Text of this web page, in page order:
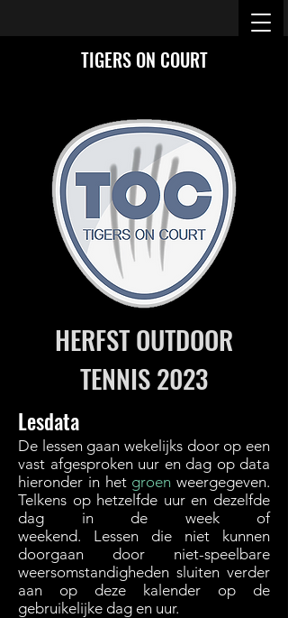
TIGERS ON COURT
HERFST OUTDOOR
TENNIS 2023
Lesdata
De lessen gaan wekelijks door op een
vast afgesproken uur en dag op data
hieronder in het groen weergegeven.
Telkens op hetzelfde uur en dezelfde
dag in de week of
weekend. Lessen die niet kunnen
doorgaan door niet-speelbare
weersomstandigheden sluiten verder
aan op deze kalender op de
gebruikelijke dag en uur.